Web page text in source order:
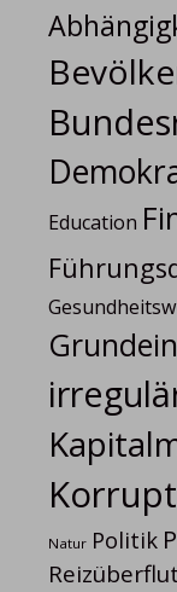
Education
Natur Politik